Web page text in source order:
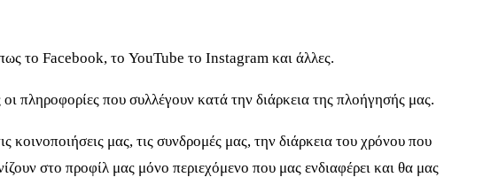
το Facebook, το YouTube το Instagram και άλλες.
πληροφορίες που συλλέγουν κατά την διάρκεια της πλοήγησής μας.
μας, τις συνδρομές μας, την διάρκεια του χρόνου που
στο προφίλ μας μόνο περιεχόμενο που μας ενδιαφέρει και θα μας